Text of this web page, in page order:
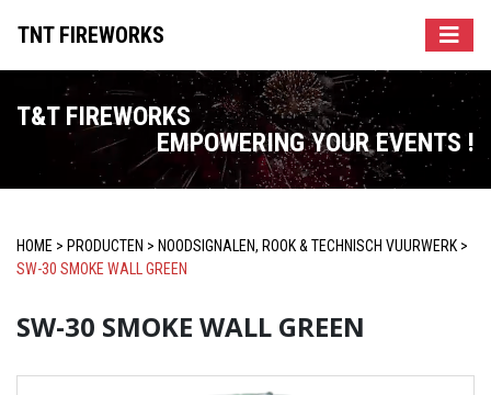
TNT FIREWORKS
T&T FIREWORKS
EMPOWERING YOUR EVENTS !
HOME > PRODUCTEN > NOODSIGNALEN, ROOK & TECHNISCH VUURWERK >
SW-30 SMOKE WALL GREEN
SW-30 SMOKE WALL GREEN